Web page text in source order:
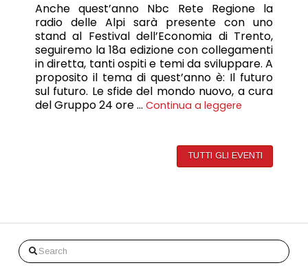
Anche quest’anno Nbc Rete Regione la
radio delle Alpi sarà presente con uno
stand al Festival dell’Economia di Trento,
seguiremo la 18a edizione con collegamenti
in diretta, tanti ospiti e temi da sviluppare. A
proposito il tema di quest’anno è: Il futuro
sul futuro. Le sfide del mondo nuovo, a cura
del Gruppo 24 ore … Continua a leggere
TUTTI GLI EVENTI
Search